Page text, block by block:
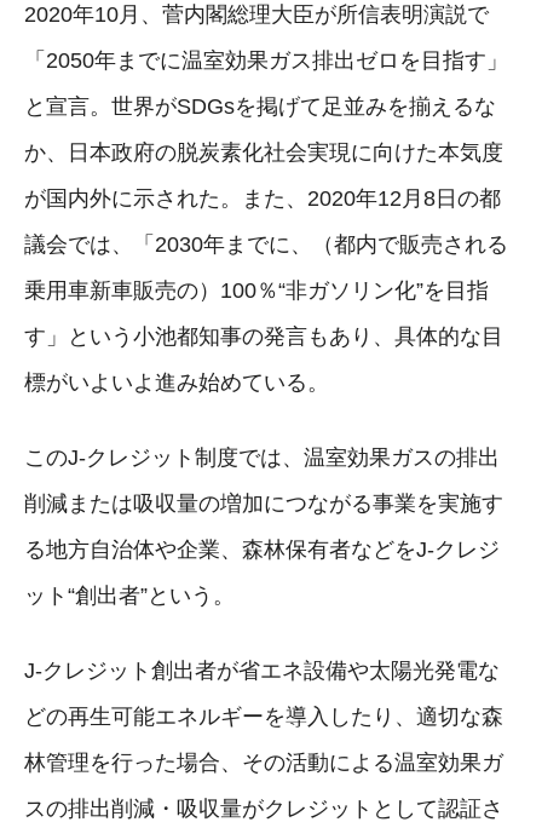
2020年10月、菅内閣総理大臣が所信表明演説で
「2050年までに温室効果ガス排出ゼロを目指す」
と宣言。世界がSDGsを掲げて足並みを揃えるな
か、日本政府の脱炭素化社会実現に向けた本気度
が国内外に示された。また、2020年12月8日の都
議会では、「2030年までに、（都内で販売される
乗用車新車販売の）100％“非ガソリン化”を目指
す」という小池都知事の発言もあり、具体的な目
標がいよいよ進み始めている。
このJ-クレジット制度では、温室効果ガスの排出
削減または吸収量の増加につながる事業を実施す
る地方自治体や企業、森林保有者などをJ-クレジ
ット“創出者”という。
J-クレジット創出者が省エネ設備や太陽光発電な
どの再生可能エネルギーを導入したり、適切な森
林管理を行った場合、その活動による温室効果ガ
スの排出削減・吸収量がクレジットとして認証さ